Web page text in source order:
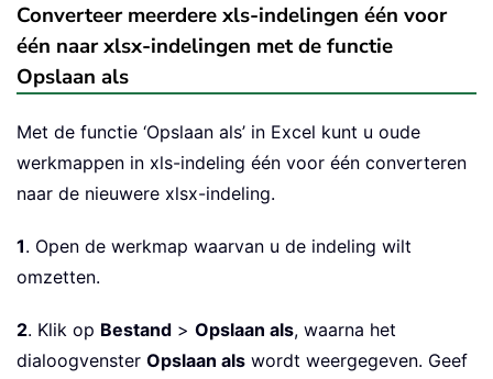
Converteer meerdere xls-indelingen één voor
één naar xlsx-indelingen met de functie
Opslaan als
Met de functie ‘Opslaan als’ in Excel kunt u oude
werkmappen in xls-indeling één voor één converteren
naar de nieuwere xlsx-indeling.
1. Open de werkmap waarvan u de indeling wilt
omzetten.
2. Klik op Bestand > Opslaan als, waarna het
dialoogvenster Opslaan als wordt weergegeven. Geef